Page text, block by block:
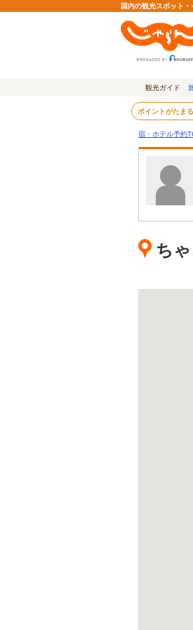
国内の観光スポット
観光ガイド
ポイントがたま
宿・ホテル予約
ち